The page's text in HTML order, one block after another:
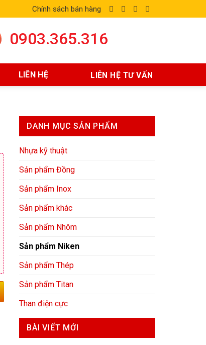
Chính sách bán hàng
0903.365.316
LIÊN HỆ LIÊN HỆ TƯ VẤN
DANH MỤC SẢN PHẨM
Nhựa kỹ thuật
Sản phẩm Đồng
Sản phẩm Inox
Sản phẩm khác
Sản phẩm Nhôm
Sản phẩm Niken
Sản phẩm Thép
Sản phẩm Titan
Than điện cực
BÀI VIẾT MỚI